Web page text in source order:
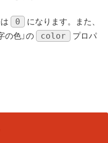
0
になります。また、
の色」の
color
プロパ